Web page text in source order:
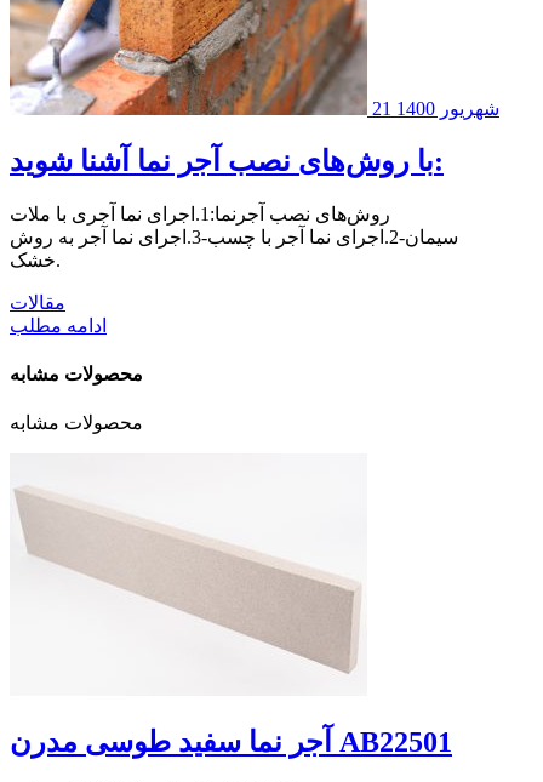
21 شهریور 1400
با روش‌های نصب آجر نما آشنا شوید:
روش‌های نصب آجرنما:1.اجرای نما آجری با ملات
سیمان-2.اجرای نما آجر با چسب-3.اجرای نما آجر به روش
خشک.
مقالات
ادامه مطلب
محصولات مشابه
محصولات مشابه
آجر نما سفید طوسی مدرن AB22501